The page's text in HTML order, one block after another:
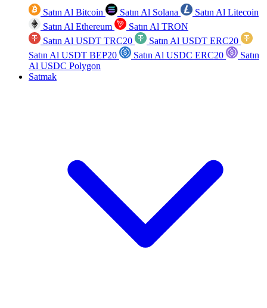
Satın Al Bitcoin Satın Al Solana
Satın Al Litecoin
Satın Al Ethereum
Satın Al TRON
Satın Al USDT TRC20
Satın Al USDT ERC20
Satın Al USDT BEP20
Satın Al USDC ERC20
Satın
Al USDC Polygon
Satmak